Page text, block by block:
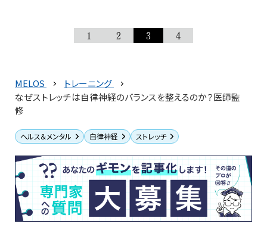
1 2 3 4
MELOS
トレーニング
なぜストレッチは自律神経のバランスを整えるのか？医師監
修
ヘルス＆メンタル 自律神経 ストレッチ